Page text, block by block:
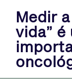
Medir
vida” é